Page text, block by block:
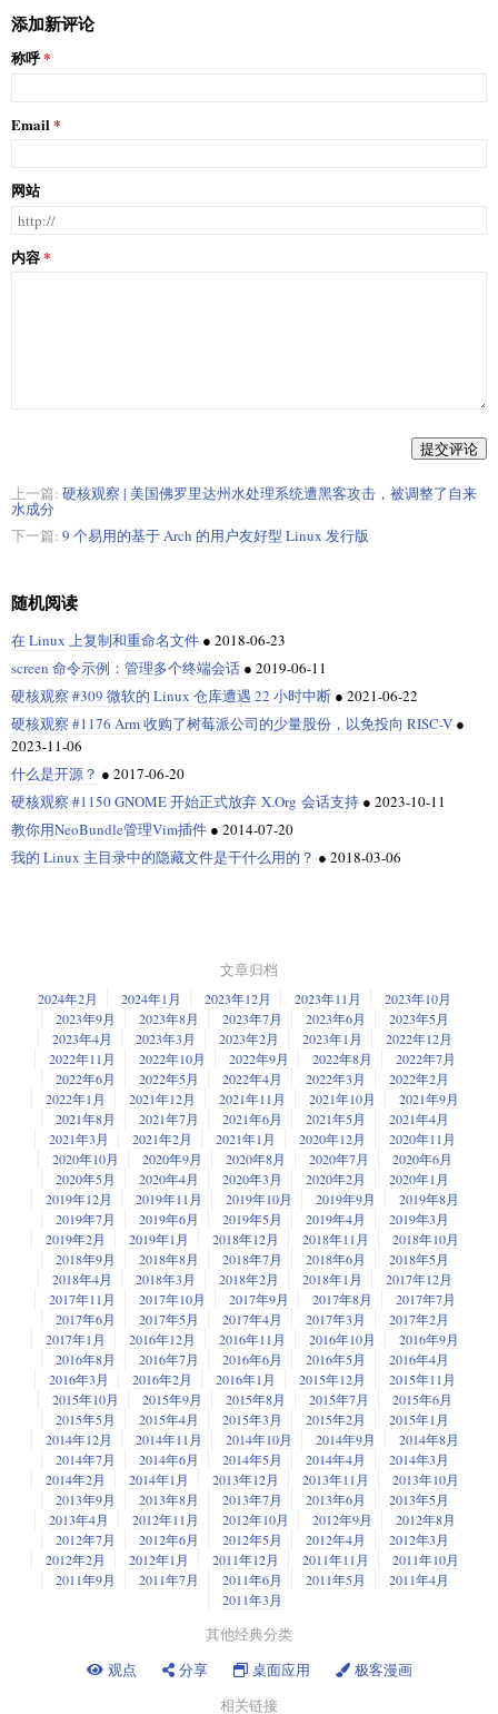
添加新评论
称呼
Email
网站
内容
提交评论
上一篇: 硬核观察 | 美国佛罗里达州水处理系统遭黑客攻击，被调整了自来
水成分
下一篇: 9 个易用的基于 Arch 的用户友好型 Linux 发行版
随机阅读
在 Linux 上复制和重命名文件 ● 2018-06-23
screen 命令示例：管理多个终端会话 ● 2019-06-11
硬核观察 #309 微软的 Linux 仓库遭遇 22 小时中断 ● 2021-06-22
硬核观察 #1176 Arm 收购了树莓派公司的少量股份，以免投向 RISC-V ●
2023-11-06
什么是开源？ ● 2017-06-20
硬核观察 #1150 GNOME 开始正式放弃 X.Org 会话支持 ● 2023-10-11
教你用NeoBundle管理Vim插件 ● 2014-07-20
我的 Linux 主目录中的隐藏文件是干什么用的？ ● 2018-03-06
文章归档
2024年2月 2024年1月 2023年12月 2023年11月
2023年10月
2023年9月
2023年8月 2023年7月 2023年6月
2023年5月
2023年4月
2023年3月 2023年2月 2023年1月
2022年12月
2022年11月
2022年10月 2022年9月 2022年8月
2022年7月
2022年6月
2022年5月 2022年4月 2022年3月
2022年2月
2022年1月
2021年12月 2021年11月 2021年10月
2021年9月
2021年8月
2021年7月 2021年6月 2021年5月
2021年4月
2021年3月
2021年2月 2021年1月 2020年12月
2020年11月
2020年10月
2020年9月 2020年8月 2020年7月
2020年6月
2020年5月
2020年4月 2020年3月 2020年2月
2020年1月
2019年12月
2019年11月 2019年10月 2019年9月
2019年8月
2019年7月
2019年6月 2019年5月 2019年4月
2019年3月
2019年2月
2019年1月 2018年12月 2018年11月
2018年10月
2018年9月
2018年8月 2018年7月 2018年6月
2018年5月
2018年4月
2018年3月 2018年2月 2018年1月
2017年12月
2017年11月
2017年10月 2017年9月 2017年8月
2017年7月
2017年6月
2017年5月 2017年4月 2017年3月
2017年2月
2017年1月
2016年12月 2016年11月 2016年10月
2016年9月
2016年8月
2016年7月 2016年6月 2016年5月
2016年4月
2016年3月
2016年2月 2016年1月 2015年12月
2015年11月
2015年10月
2015年9月 2015年8月 2015年7月
2015年6月
2015年5月
2015年4月 2015年3月 2015年2月
2015年1月
2014年12月
2014年11月 2014年10月 2014年9月
2014年8月
2014年7月
2014年6月 2014年5月 2014年4月
2014年3月
2014年2月
2014年1月 2013年12月 2013年11月
2013年10月
2013年9月
2013年8月 2013年7月 2013年6月
2013年5月
2013年4月
2012年11月 2012年10月 2012年9月
2012年8月
2012年7月
2012年6月 2012年5月 2012年4月
2012年3月
2012年2月
2012年1月 2011年12月 2011年11月
2011年10月
2011年9月
2011年7月 2011年6月 2011年5月
2011年4月
2011年3月
其他经典分类
观点
分享 桌面应用
极客漫画
相关链接